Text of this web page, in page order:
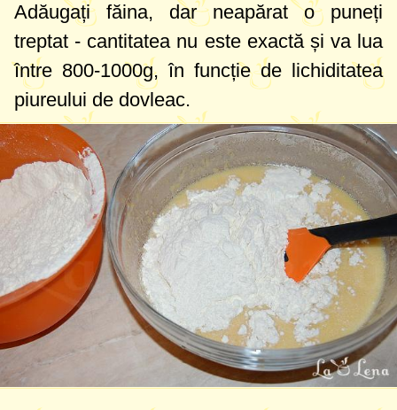
Adăugați făina, dar neapărat o puneți
treptat - cantitatea nu este exactă și va lua
între 800-1000g, în funcție de lichiditatea
piureului de dovleac.